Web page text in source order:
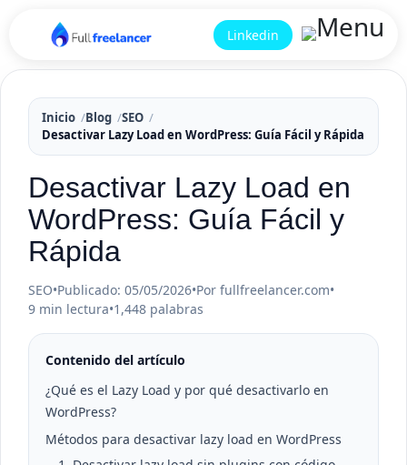
Linkedin
Inicio Blog
SEO
Desactivar Lazy Load en WordPress: Guía Fácil y Rápida
Desactivar Lazy Load en
WordPress: Guía Fácil y
Rápida
SEO•Publicado: 05/05/2026•Por fullfreelancer.com•
9 min lectura•1,448 palabras
Contenido del artículo
¿Qué es el Lazy Load y por qué desactivarlo en
WordPress?
Métodos para desactivar lazy load en WordPress